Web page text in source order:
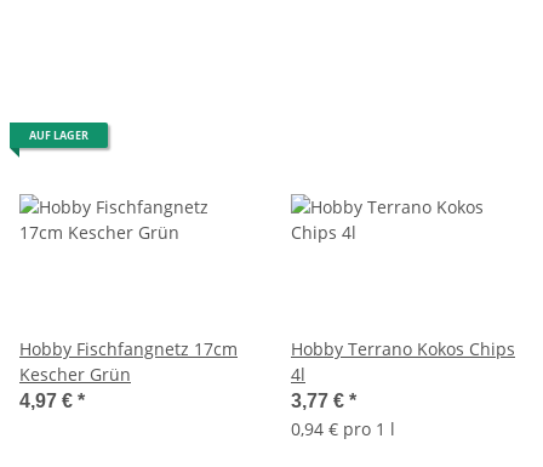
AUF LAGER
Hobby Fischfangnetz 17cm
Kescher Grün
4,97 € *
Hobby Terrano Kokos Chips
4l
3,77 € *
0,94 € pro 1 l